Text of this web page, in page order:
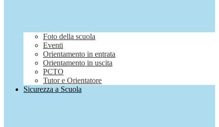
Foto della scuola
Eventi
Orientamento in entrata
Orientamento in uscita
PCTO
Tutor e Orientatore
Sicurezza a Scuola